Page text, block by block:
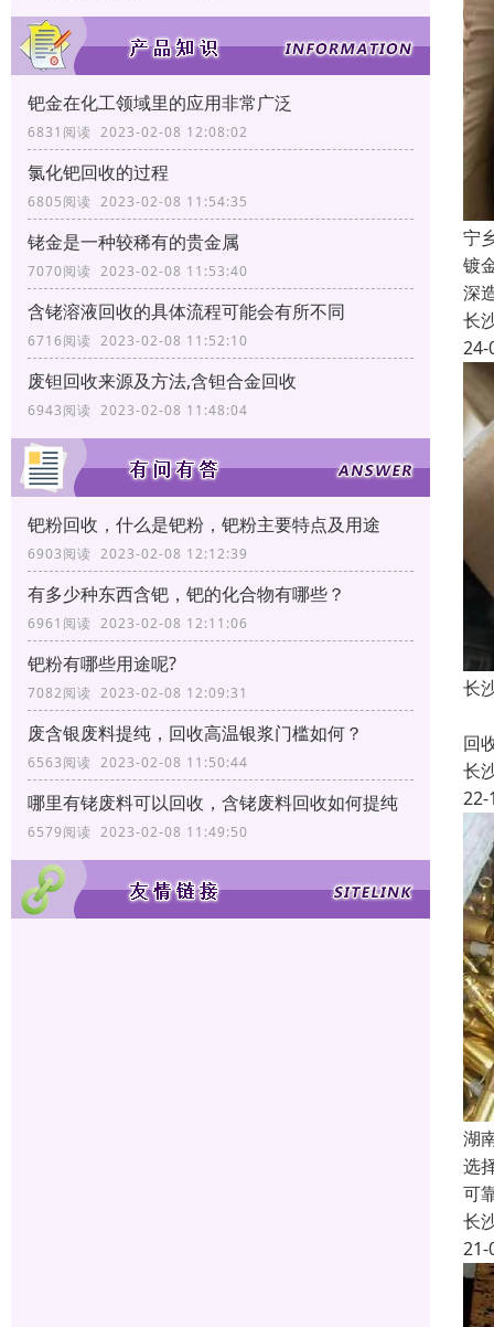
钯金在化工领域里的应用非常广泛
6831阅读 2023-02-08 12:08:02
氯化钯回收的过程
6805阅读 2023-02-08 11:54:35
铑金是一种较稀有的贵金属
7070阅读 2023-02-08 11:53:40
含铑溶液回收的具体流程可能会有所不同
6716阅读 2023-02-08 11:52:10
废钽回收来源及方法,含钽合金回收
6943阅读 2023-02-08 11:48:04
钯粉回收，什么是钯粉，钯粉主要特点及用途
6903阅读 2023-02-08 12:12:39
有多少种东西含钯，钯的化合物有哪些？
6961阅读 2023-02-08 12:11:06
钯粉有哪些用途呢?
7082阅读 2023-02-08 12:09:31
废含银废料提纯，回收高温银浆门槛如何？
6563阅读 2023-02-08 11:50:44
哪里有铑废料可以回收，含铑废料回收如何提纯
6579阅读 2023-02-08 11:49:50
宁
镀
深
长
24-
长
回
长
22-
湖
选
可
长
21-